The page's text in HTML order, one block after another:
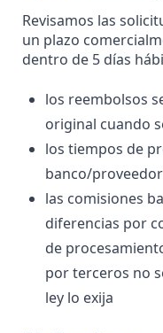
Revisamos las
un plazo
dentro de 5 días
los reembolsos
original cuando
los tiempos de
banco/
las comisiones
diferencias por
de
por terceros no
ley lo exija